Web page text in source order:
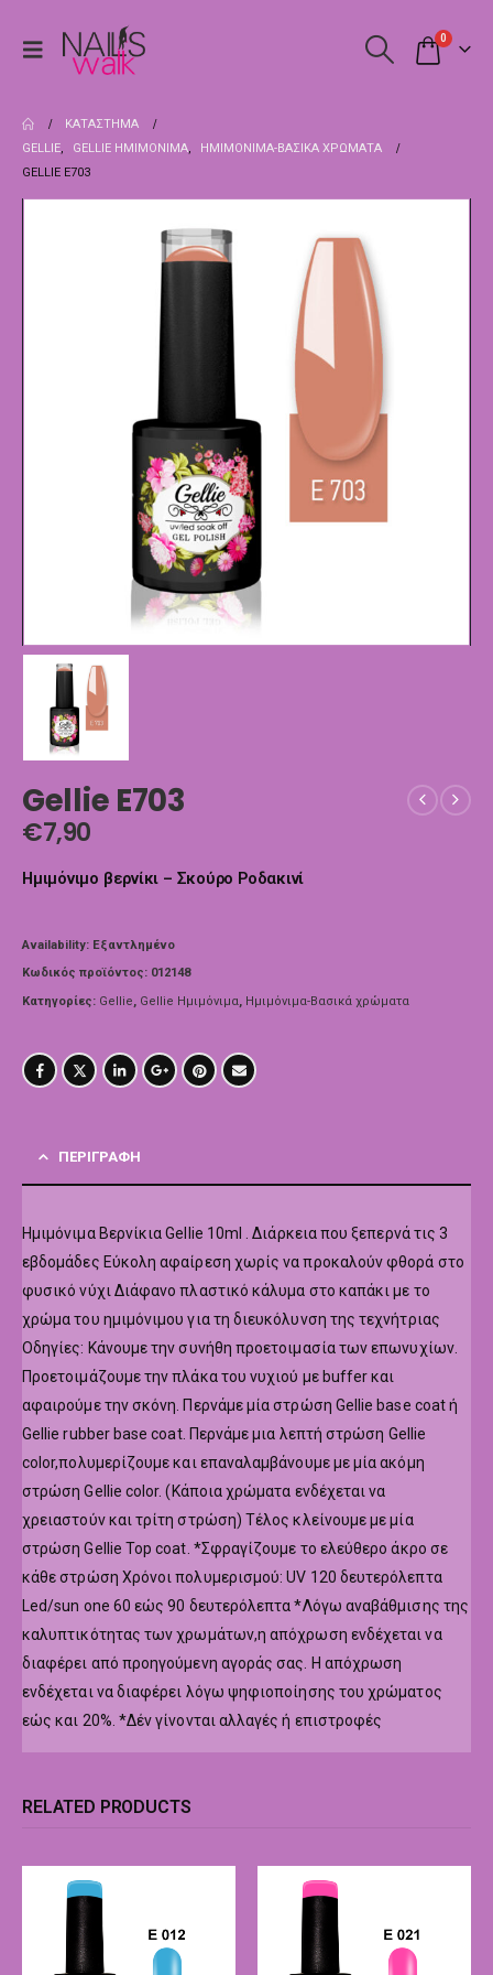
0
ΚΑΤΆΣΤΗΜΑ
GELLIE, GELLIE ΗΜΙΜΌΝΙΜΑ,
ΗΜΙΜΌΝΙΜΑ-ΒΑΣΙΚΆ ΧΡΏΜΑΤΑ
GELLIE E703
Gellie E703
€7,90
Ημιμόνιμο βερνίκι – Σκούρο Ροδακινί
Availability: Εξαντλημένο
Κωδικός προϊόντος: 012148
Κατηγορίες: Gellie, Gellie Ημιμόνιμα, Ημιμόνιμα-Βασικά χρώματα
ΠΕΡΙΓΡΑΦΉ
Hμιμόνιμα Βερνίκια Gellie 10ml . Διάρκεια που ξεπερνά τις 3
εβδομάδες Εύκολη αφαίρεση χωρίς να προκαλούν φθορά στο
φυσικό νύχι Διάφανο πλαστικό κάλυμα στο καπάκι με το
χρώμα του ημιμόνιμου για τη διευκόλυνση της τεχνήτριας
Οδηγίες: Κάνουμε την συνήθη προετοιμασία των επωνυχίων.
Προετοιμάζουμε την πλάκα του νυχιού με buffer και
αφαιρούμε την σκόνη. Περνάμε μία στρώση Gellie base coat ή
Gellie rubber base coat. Περνάμε μια λεπτή στρώση Gellie
color,πολυμερίζουμε και επαναλαμβάνουμε με μία ακόμη
στρώση Gellie color. (Κάποια χρώματα ενδέχεται να
χρειαστούν και τρίτη στρώση) Τέλος κλείνουμε με μία
στρώση Gellie Top coat. *Σφραγίζουμε το ελεύθερο άκρο σε
κάθε στρώση Χρόνοι πολυμερισμού: UV 120 δευτερόλεπτα
Led/sun one 60 εώς 90 δευτερόλεπτα *Λόγω αναβάθμισης της
καλυπτικότητας των χρωμάτων,η απόχρωση ενδέχεται να
διαφέρει από προηγούμενη αγοράς σας. Η απόχρωση
ενδέχεται να διαφέρει λόγω ψηφιοποίησης του χρώματος
εώς και 20%. *Δέν γίνονται αλλαγές ή επιστροφές
RELATED PRODUCTS